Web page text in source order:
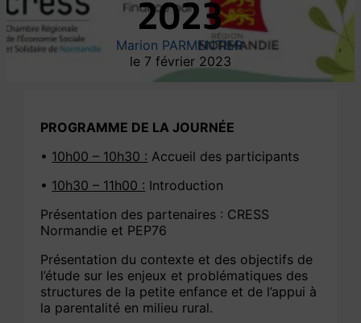
2023
Marion PARMENTIER
7 février 2023
PROGRAMME DE LA JOURNÉE
• 10h00 – 10h30 : Accueil des participants
• 10h30 – 11h00 : Introduction
Présentation des partenaires : CRESS
Normandie et PEP76
Présentation du contexte et des objectifs de
l’étude sur les enjeux et problématiques des
structures de la petite enfance et de l’appui à
la parentalité en milieu rural.